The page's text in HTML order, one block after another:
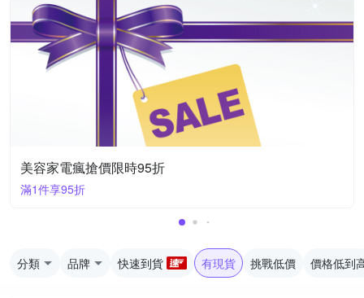
美容家電瘋搶價限時95折
滿1件享95折
分類 品牌 快速到貨 有現貨 挑戰低價 價格低到